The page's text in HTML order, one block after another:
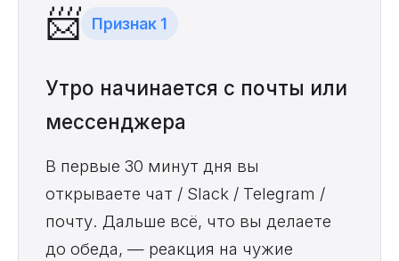
📨 Признак 1
Утро начинается с почты или
мессенджера
В первые 30 минут дня вы
открываете чат / Slack / Telegram /
почту. Дальше всё, что вы делаете
до обеда, — реакция на чужие